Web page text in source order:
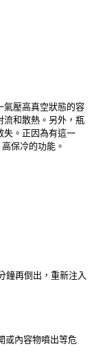
氣壓高真空狀態的容
流和散熱。另外，瓶
失。正因為有這一
保冷的功能。
鐘再倒出，重新注入
或內容物噴出等危